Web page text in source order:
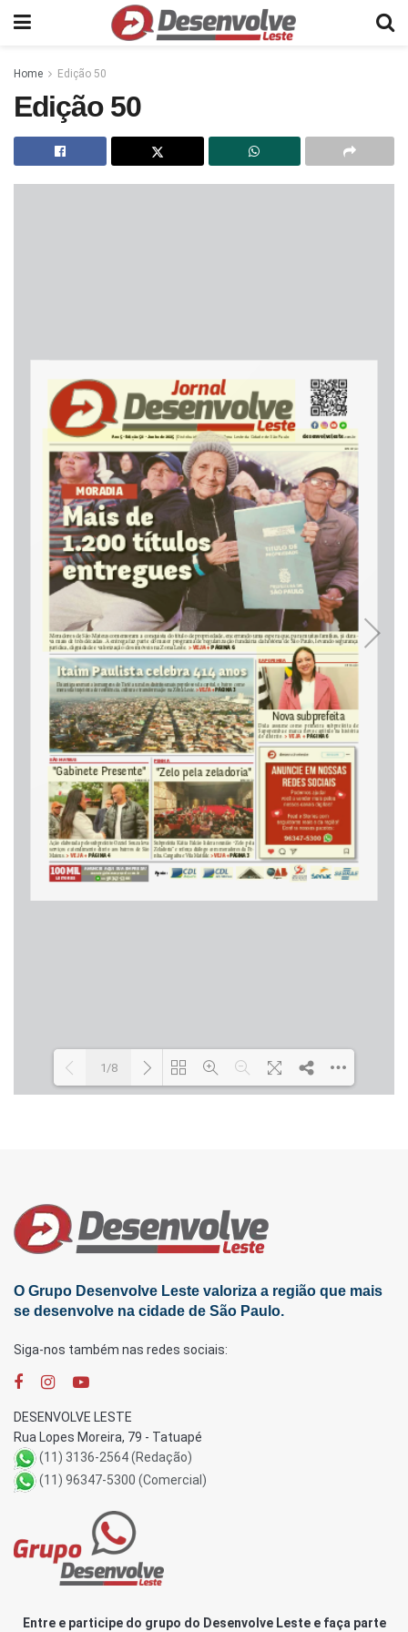
Home Edição 50
Edição 50
1/8
O Grupo Desenvolve Leste valoriza a região que mais
se desenvolve na cidade de São Paulo.
Siga-nos também nas redes sociais:
DESENVOLVE LESTE
Rua Lopes Moreira, 79 - Tatuapé
(11) 3136-2564 (Redação)
(11) 96347-5300 (Comercial)
Entre e participe do grupo do Desenvolve Leste e faça parte